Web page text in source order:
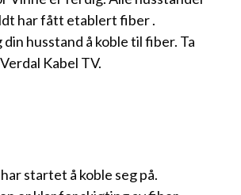
har fått etablert fiber .
husstand å koble til fiber. Ta
Kabel TV.
startet å koble seg på.